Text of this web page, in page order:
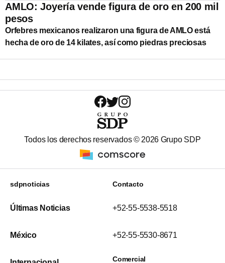
AMLO: Joyería vende figura de oro en 200 mil
pesos
Orfebres mexicanos realizaron una figura de AMLO está
hecha de oro de 14 kilates, así como piedras preciosas
Todos los derechos reservados ©2026 Grupo SDP
sdpnoticias
Últimas Noticias
México
Contacto
+52-55-5538-5518
+52-55-5530-8671
Comercial